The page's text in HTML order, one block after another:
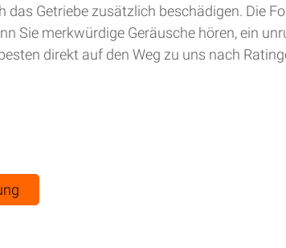
Getriebe zusätzlich beschädigen. Die
Sie merkwürdige Geräusche hören, ein
direkt auf den Weg zu uns nach